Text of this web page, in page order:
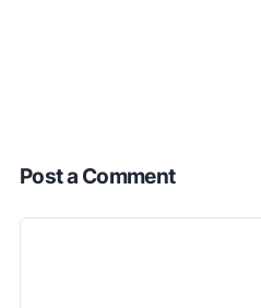
Post a Comment